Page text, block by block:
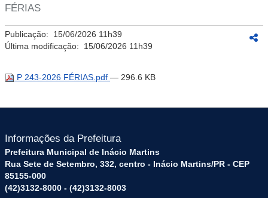
FÉRIAS
Publicação: 15/06/2026 11h39
Última modificação: 15/06/2026 11h39
P 243-2026 FÉRIAS.pdf — 296.6 KB
Informações da Prefeitura
Prefeitura Municipal de Inácio Martins
Rua Sete de Setembro, 332, centro - Inácio Martins/PR - CEP
85155-000
(42)3132-8000 - (42)3132-8003